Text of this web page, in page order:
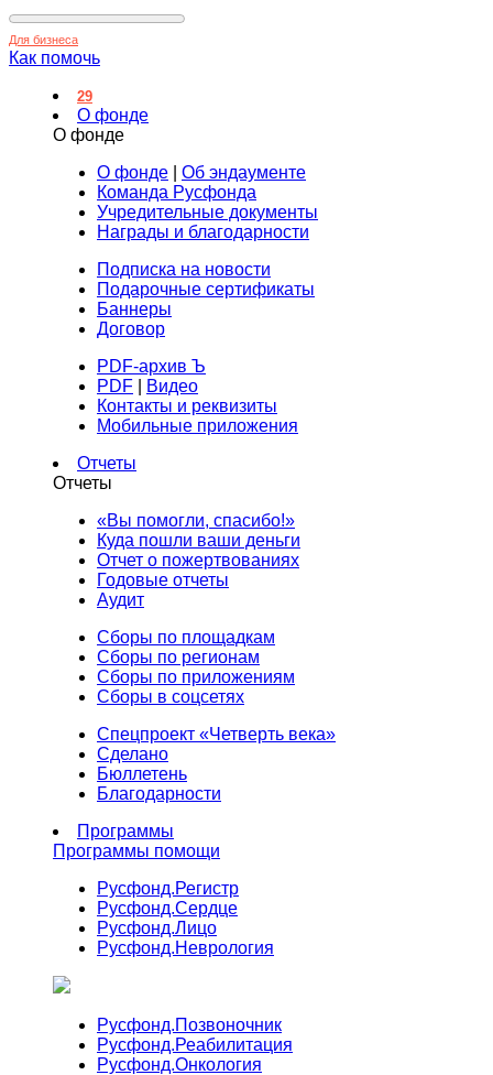
Для бизнеса
Как помочь
29
О фонде
О фонде
О фонде
Об эндаументе
Команда Русфонда
Учредительные документы
Награды и благодарности
Подписка на новости
Подарочные сертификаты
Баннеры
Договор
PDF-архив Ъ
PDF
Видео
Контакты и реквизиты
Мобильные приложения
Отчеты
Отчеты
«Вы помогли, спасибо!»
Куда пошли ваши деньги
Отчет о пожертвованиях
Годовые отчеты
Аудит
Сборы по площадкам
Сборы по регионам
Сборы по приложениям
Сборы в соцсетях
Спецпроект «Четверть века»
Сделано
Бюллетень
Благодарности
Программы
Программы помощи
Русфонд.Регистр
Русфонд.Сердце
Русфонд.Лицо
Русфонд.Неврология
Русфонд.Позвоночник
Русфонд.Реабилитация
Русфонд.Онкология